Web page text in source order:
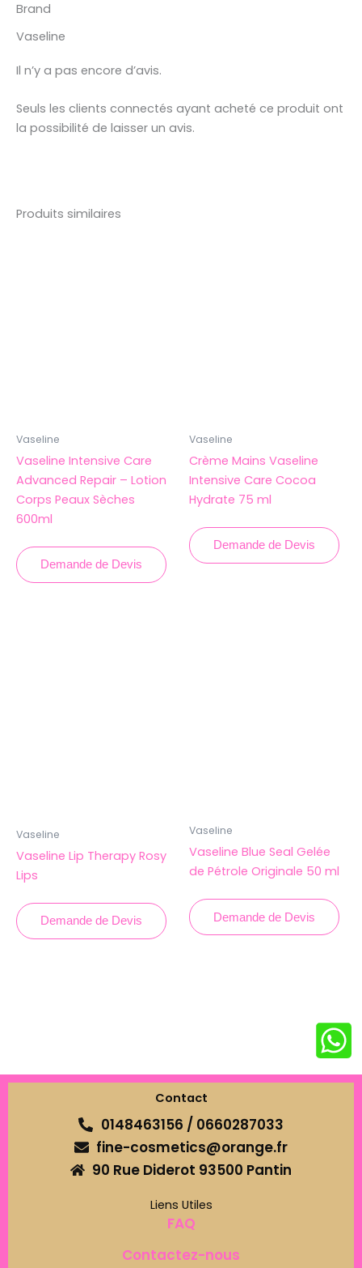
Brand
Vaseline
Il n’y a pas encore d’avis.
Seuls les clients connectés ayant acheté ce produit ont
la possibilité de laisser un avis.
Produits similaires
Vaseline
Vaseline Intensive Care
Advanced Repair – Lotion
Corps Peaux Sèches
600ml
Demande de Devis
Vaseline
Crème Mains Vaseline
Intensive Care Cocoa
Hydrate 75 ml
Demande de Devis
Vaseline
Vaseline Lip Therapy Rosy
Lips
Demande de Devis
Vaseline
Vaseline Blue Seal Gelée
de Pétrole Originale 50 ml
Demande de Devis
Contact
0148463156 / 0660287033
fine-cosmetics@orange.fr
90 Rue Diderot 93500 Pantin
Liens Utiles
FAQ
Contactez-nous